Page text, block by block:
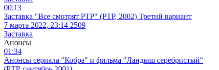
00:13
Заставка "Все смотрят РТР" (РТР, 2002) Третий вариант
7 марта 2022, 23:14 2509
Заставка
Анонсы
01:34
Анонсы сериала "Кобра" и фильма "Ландыш серебристый"